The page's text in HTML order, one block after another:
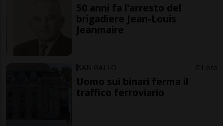
50 anni fa l'arresto del
brigadiere Jean-Louis
Jeanmaire
SAN GALLO 1 ora
Uomo sui binari ferma il
traffico ferroviario